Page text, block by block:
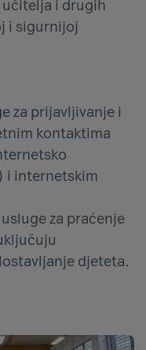
i drugih
i sigurnijoj
za prijavljivanje i
kontaktima
i internetskim
za praćenje
djeteta.